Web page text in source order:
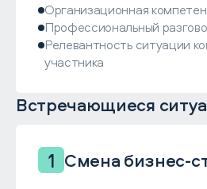
Организационная
Профессиональный
Релевантность ситуации
участника
Встречающиеся
1 Смена бизнес-